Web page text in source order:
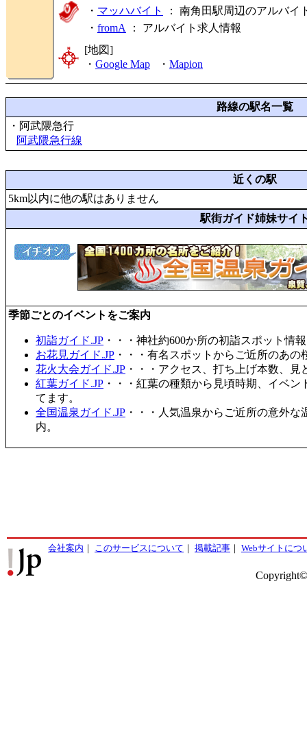
・ マッハバイト
： 南角田駅周辺のアルバイ
・ fromA ： アルバイト求人情報
[地図]
・ Google Map ・ Mapion
路線の駅名一覧
・阿武隈急行
阿武隈急行線
近くの駅
5km以内に他の駅はありません
駅街ガイド姉妹サイ
季節ごとのイベントをご案内
初詣ガイド.JP ・・・神社約600か所の初詣スポット情
お花見ガイド.JP ・・・有名スポットからご近所のあ
花火大会ガイド.JP ・・・アクセス、打ち上げ本数、
紅葉ガイド.JP ・・・紅葉の種類から見頃時期、イベ
てます。
全国温泉ガイド.JP ・・・人気温泉からご近所の意外
内。
会社案内 ｜ このサービスについて ｜ 掲載記事 ｜ Webサイトにつ